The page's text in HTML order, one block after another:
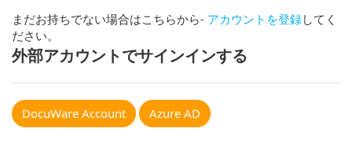
まだお持ちでない場合はこちらから- アカウントを登録してく
ださい。
外部アカウントでサインインする
DocuWare Account Azure AD